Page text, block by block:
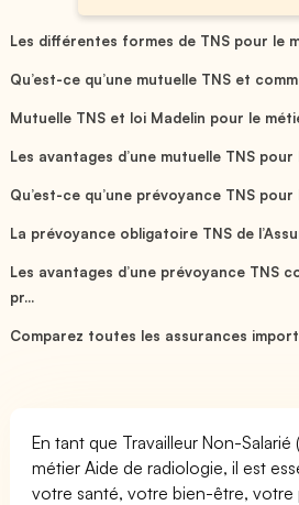
Les différentes formes de TNS pour le
Qu’est-ce qu’une mutuelle TNS et
Mutuelle TNS et loi Madelin pour le
Les avantages d’une mutuelle TNS
Qu’est-ce qu’une prévoyance TNS
La prévoyance obligatoire TNS de
Les avantages d’une prévoyance TNS
pr...
Comparez toutes les assurances
En tant que Travailleur Non-Salarié
métier Aide de radiologie, il est
votre santé, votre bien-être,